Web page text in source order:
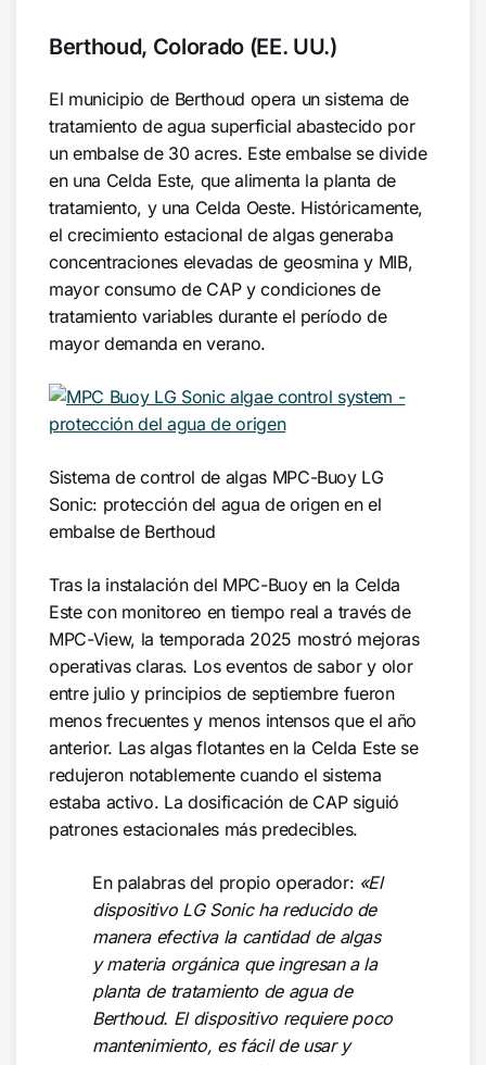
Berthoud, Colorado (EE. UU.)
El municipio de Berthoud opera un sistema de
tratamiento de agua superficial abastecido por
un embalse de 30 acres. Este embalse se divide
en una Celda Este, que alimenta la planta de
tratamiento, y una Celda Oeste. Históricamente,
el crecimiento estacional de algas generaba
concentraciones elevadas de geosmina y MIB,
mayor consumo de CAP y condiciones de
tratamiento variables durante el período de
mayor demanda en verano.
Sistema de control de algas MPC-Buoy LG
Sonic: protección del agua de origen en el
embalse de Berthoud
Tras la instalación del MPC-Buoy en la Celda
Este con monitoreo en tiempo real a través de
MPC-View, la temporada 2025 mostró mejoras
operativas claras. Los eventos de sabor y olor
entre julio y principios de septiembre fueron
menos frecuentes y menos intensos que el año
anterior. Las algas flotantes en la Celda Este se
redujeron notablemente cuando el sistema
estaba activo. La dosificación de CAP siguió
patrones estacionales más predecibles.
En palabras del propio operador: «El
dispositivo LG Sonic ha reducido de
manera efectiva la cantidad de algas
y materia orgánica que ingresan a la
planta de tratamiento de agua de
Berthoud. El dispositivo requiere poco
mantenimiento, es fácil de usar y